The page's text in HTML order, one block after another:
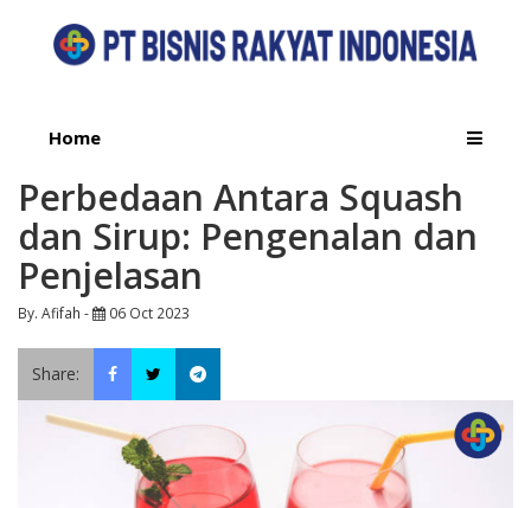
Home
Perbedaan Antara Squash
dan Sirup: Pengenalan dan
Penjelasan
By. Afifah - 06 Oct 2023
Share: